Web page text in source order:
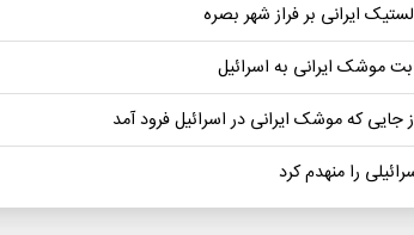
ایرانی بر فراز شهر بصره
موشک ایرانی به اسرائیل
جایی که موشک ایرانی در اسرائیل فرود آمد
را منهدم کرد